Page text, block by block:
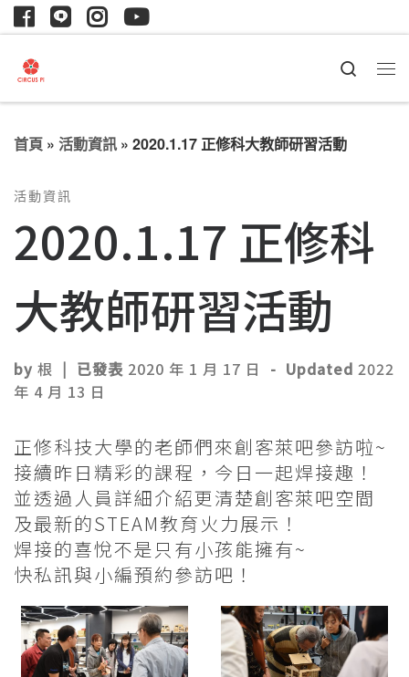
Search
首頁 » 活動資訊 » 2020.1.17 正修科大教師研習活動
活動資訊
2020.1.17 正修科
大教師研習活動
by 根 | 已發表 2020 年 1 月 17 日 - Updated 2022
年 4 月 13 日
正修科技大學的老師們來創客萊吧參訪啦~
接續昨日精彩的課程，今日一起焊接趣！
並透過人員詳細介紹更清楚創客萊吧空間
及最新的STEAM教育火力展示！
焊接的喜悅不是只有小孩能擁有~
快私訊與小編預約參訪吧！